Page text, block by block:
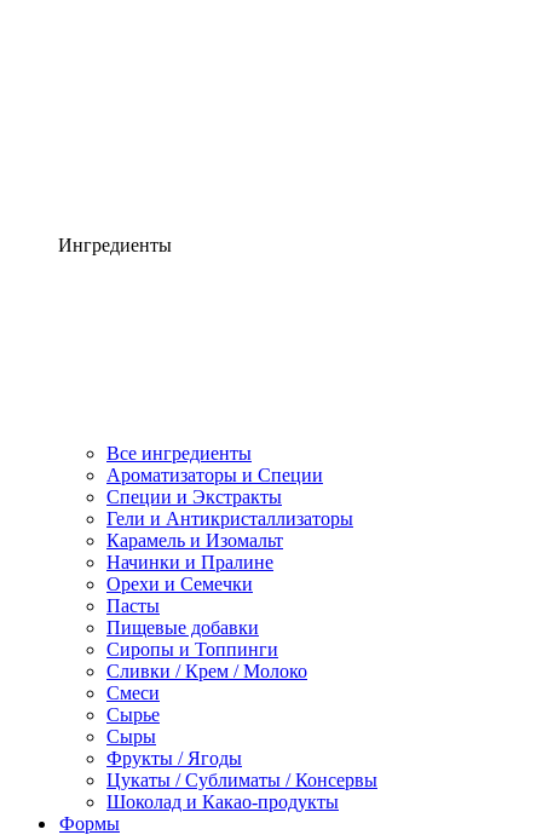
Ингредиенты
Все ингредиенты
Ароматизаторы и Специи
Специи и Экстракты
Гели и Антикристаллизаторы
Карамель и Изомальт
Начинки и Пралине
Орехи и Семечки
Пасты
Пищевые добавки
Сиропы и Топпинги
Сливки / Крем / Молоко
Смеси
Сырье
Сыры
Фрукты / Ягоды
Цукаты / Сублиматы / Консервы
Шоколад и Какао-продукты
Формы